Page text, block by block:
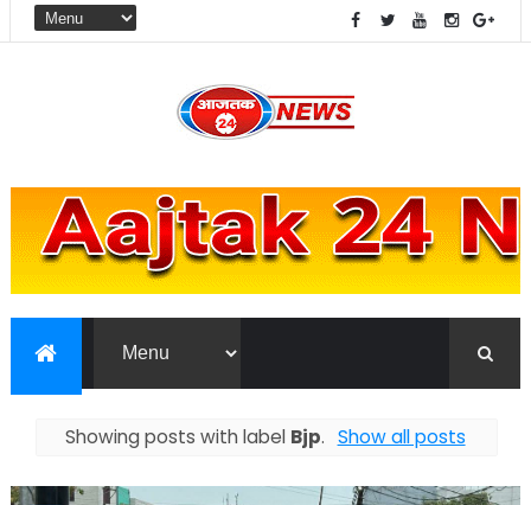
Showing posts with label Bjp. Show all posts